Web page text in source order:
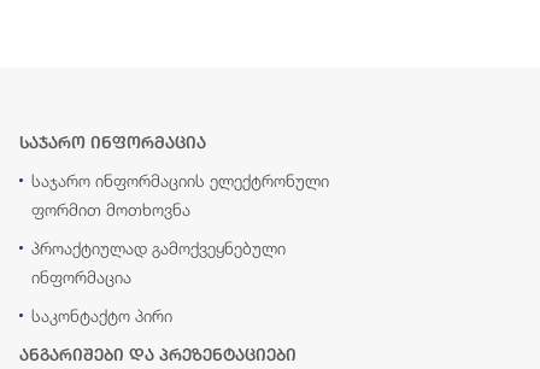
საჯარო ინფორმაცია
საჯარო ინფორმაციის ელექტრონული
ფორმით მოთხოვნა
პროაქტიულად გამოქვეყნებული
ინფორმაცია
საკონტაქტო პირი
ანგარიშები და პრეზენტაციები